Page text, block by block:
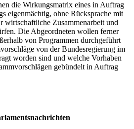
die Wirkungsmatrix eines in Auftrag
eigenmächtig, ohne Rücksprache mit
wirtschaftliche Zusammenarbeit und
Die Abgeordneten wollen ferner
von Programmen durchgeführt
von der Bundesregierung im
worden sind und welche Vorhaben
gebündelt in Auftrag